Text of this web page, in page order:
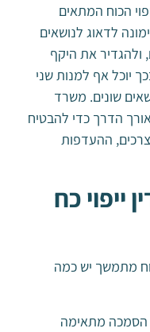
הכוח המתאים
לדאוג לנושאים
ולהגדיר את היקף
יוכל אף למנות שני
שונים. משרד
הדרך כדי להבטיח
ההעדפות
ייפוי כח
כוח מתמשך יש כמה
הסמכה מתאימה